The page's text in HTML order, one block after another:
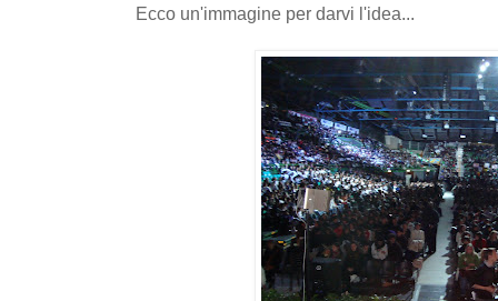
Ecco un'immagine per darvi l'idea...